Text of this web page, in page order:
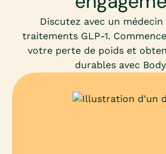
Discutez avec un médecin
traitements GLP-1.
votre perte de poids et
durables avec